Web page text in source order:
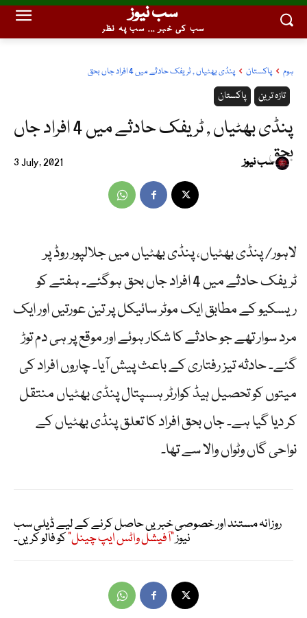
سب نیوز
سب کی خبر ... سب پہ نظر
ہوم پاکستان پنڈی بھٹیاں , ٹریفک حادثے میں 4 افراد جاں بحق
پاکستان تازہ ترین
پنڈی بھٹیاں , ٹریفک حادثے میں 4 افراد جاں
بحق
3 July, 2021 سب نیوز
لاہور/ پنڈی بھٹیاں، پنڈی بھٹیاں میں جلالپور روڈ پر
ٹریفک حادثے میں 4 افراد جاں بحق ہوگئے۔ ہفتے کو
ریسکیو کے مطابق ایک موٹر سائیکل پر تین عورتیں اور ایک
مرد سوار تھے جو حادثے کا شکار ہوئے اور موقع پر ہی دم توڑ
گئے۔ حادثہ تیز رفتاری کے باعث پیش آیا۔ چاروں افراد کی
میتوں کو تحصیل ہیڈ کوارٹر ہسپتال پنڈی بھٹیاں منتقل
کر دیا گیا ہے۔ جاں بحق افراد کا تعلق پنڈی بھٹیاں کے
نواحی گاں وٹواں والا سے تھا۔
روزانہ مستند اور خصوصی خبریں حاصل کرنے کے لیے ڈیلی سب
نیوز"آفیشل واٹس ایپ چینل"کو فالو کریں۔